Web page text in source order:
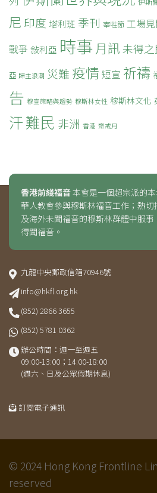
尼 印度 塔利班 季刊 宰牲節 工場
戰爭 敍利亞 時事 月訊未得之
亞 歸主浪潮 災難 疫情 短宣 祈禱
告 穆宣策略與趨勢 穆斯林女性 穆斯林文化
汗難民 非洲 香港 齋戒月
香港前綫福音本會是一個超宗派的
華人教會參與穆斯林福音工作；熱
及海外未聞福音的穆斯林群體中服
得聞福音。
九龍中央郵政信箱70946號
info@hkfl.org.hk
(852) 2866 3655
(852) 5781 0362
辦公時間：週一至週五
09:00-13:00；14:00-18:00
(週六、日及公眾假期休息)
訂閱電子通訊
© 2024 Hong Kong Frontline
reserved